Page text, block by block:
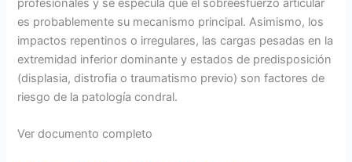
profesionales y se especula que el sobreesfuerzo articular
es probablemente su mecanismo principal. Asimismo, los
impactos repentinos o irregulares, las cargas pesadas en la
extremidad inferior dominante y estados de predisposición
(displasia, distrofia o traumatismo previo) son factores de
riesgo de la patología condral.
Ver documento completo